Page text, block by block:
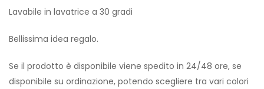
Lavabile in lavatrice a 30 gradi
Bellissima idea regalo.
Se il prodotto è disponibile viene spedito in 24/48 ore, se
disponibile su ordinazione, potendo scegliere tra vari colori